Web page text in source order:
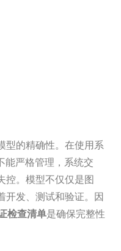
型的精确性。在使用系
能严格管理，系统交
控。模型不仅仅是图
开发、测试和验证。因
检查清单是确保完整性